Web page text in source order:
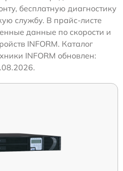
бесплатную диагностику
службу. В прайс-листе
данные по скорости и
INFORM. Каталог
INFORM обновлен: